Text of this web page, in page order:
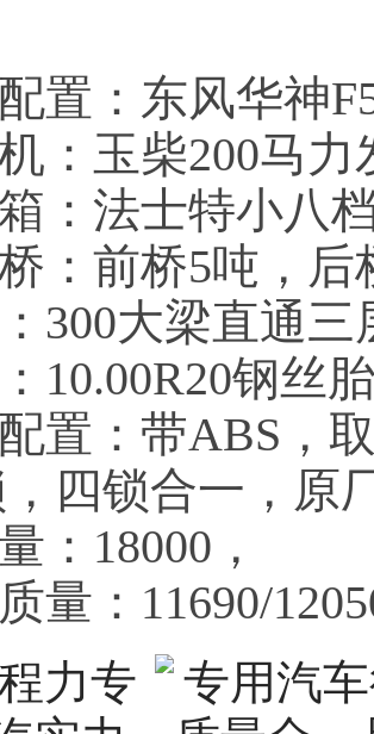
置：东风华神
：玉柴200马力
：法士特小八
：前桥5吨，后
300大梁直通三
10.00R20钢丝
置：带ABS，
四锁合一，原
：18000，
量：11690/